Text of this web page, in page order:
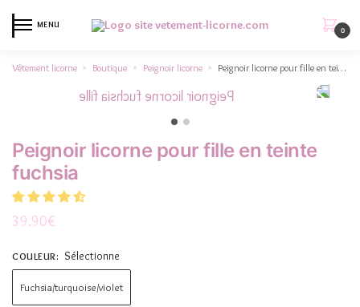
MENU
0
Vêtement licorne » Boutique » Peignoir licorne » Peignoir licorne pour fille en teinte fuchsia
Peignoir licorne pour fille en teinte
fuchsia
39.90€
COULEUR: Sélectionne
Fuchsia/turquoise/violet